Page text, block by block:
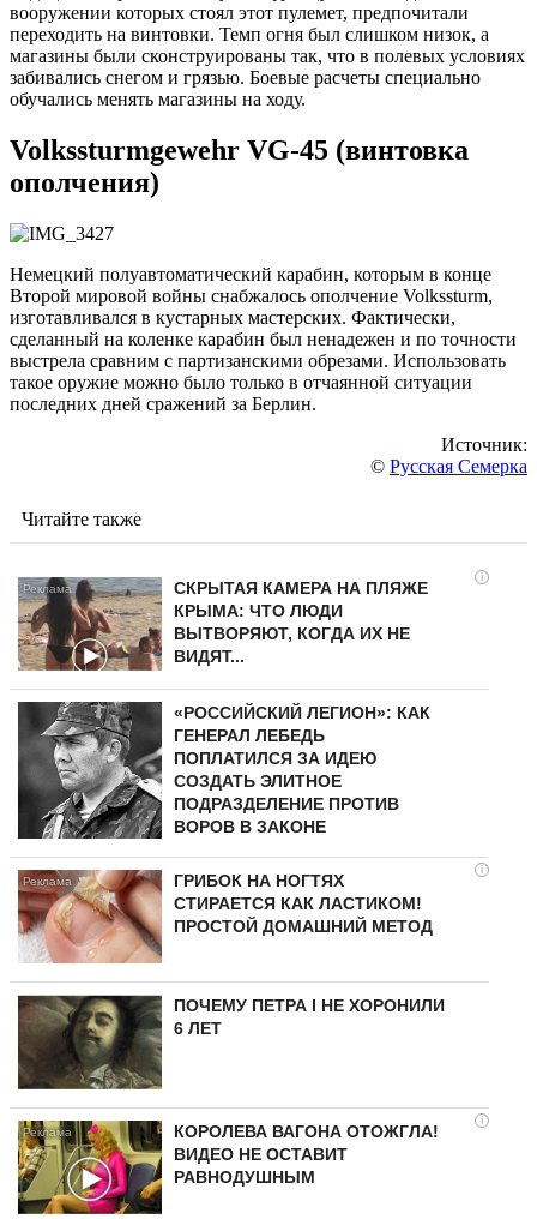
вооружении которых стоял этот пулемет, предпочитали
переходить на винтовки. Темп огня был слишком низок, а
магазины были сконструированы так, что в полевых условиях
забивались снегом и грязью. Боевые расчеты специально
обучались менять магазины на ходу.
Volkssturmgewehr VG-45 (винтовка
ополчения)
Немецкий полуавтоматический карабин, которым в конце
Второй мировой войны снабжалось ополчение Volkssturm,
изготавливался в кустарных мастерских. Фактически,
сделанный на коленке карабин был ненадежен и по точности
выстрела сравним с партизанскими обрезами. Использовать
такое оружие можно было только в отчаянной ситуации
последних дней сражений за Берлин.
Источник:
© Русская Семерка
Читайте также
i
СКРЫТАЯ КАМЕРА НА ПЛЯЖЕ
КРЫМА: ЧТО ЛЮДИ
ВЫТВОРЯЮТ, КОГДА ИХ НЕ
ВИДЯТ...
«РОССИЙСКИЙ ЛЕГИОН»: КАК
ГЕНЕРАЛ ЛЕБЕДЬ
ПОПЛАТИЛСЯ ЗА ИДЕЮ
СОЗДАТЬ ЭЛИТНОЕ
ПОДРАЗДЕЛЕНИЕ ПРОТИВ
ВОРОВ В ЗАКОНЕ
i
ГРИБОК НА НОГТЯХ
СТИРАЕТСЯ КАК ЛАСТИКОМ!
ПРОСТОЙ ДОМАШНИЙ МЕТОД
ПОЧЕМУ ПЕТРА I НЕ ХОРОНИЛИ
6 ЛЕТ
i
КОРОЛЕВА ВАГОНА ОТОЖГЛА!
ВИДЕО НЕ ОСТАВИТ
РАВНОДУШНЫМ